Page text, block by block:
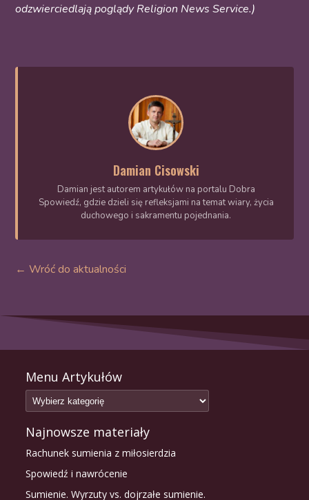
odzwierciedlają poglądy Religion News Service.)
Damian Cisowski
Damian jest autorem artykułów na portalu Dobra
Spowiedź, gdzie dzieli się refleksjami na temat wiary, życia
duchowego i sakramentu pojednania.
← Wróć do aktualności
Menu Artykułów
Najnowsze materiały
Rachunek sumienia z miłosierdzia
Spowiedź i nawrócenie
Sumienie. Wyrzuty vs. dojrzałe sumienie.